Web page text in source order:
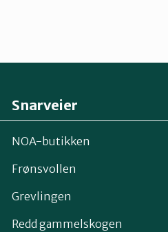
Snarveier
NOA-butikken
Frønsvollen
Grevlingen
Redd gammelskogen